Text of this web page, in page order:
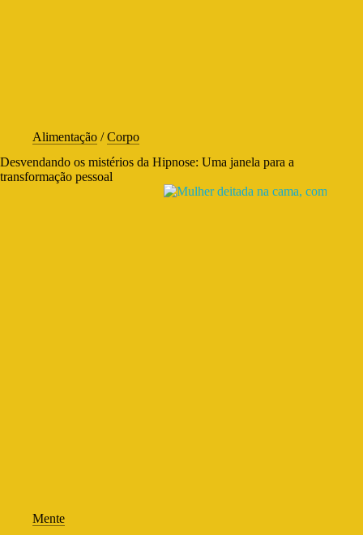
Alimentação /Corpo
Desvendando os mistérios da Hipnose: Uma janela para a
transformação pessoal
Mente